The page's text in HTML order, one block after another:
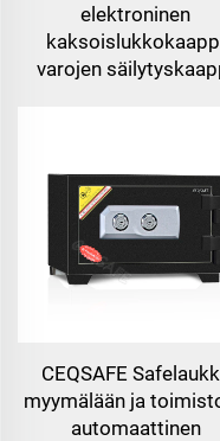
elektroninen
varojen
CEQSAFE
myymälään ja
automaattinen